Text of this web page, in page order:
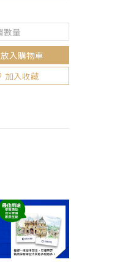
放入購物車
加入收藏